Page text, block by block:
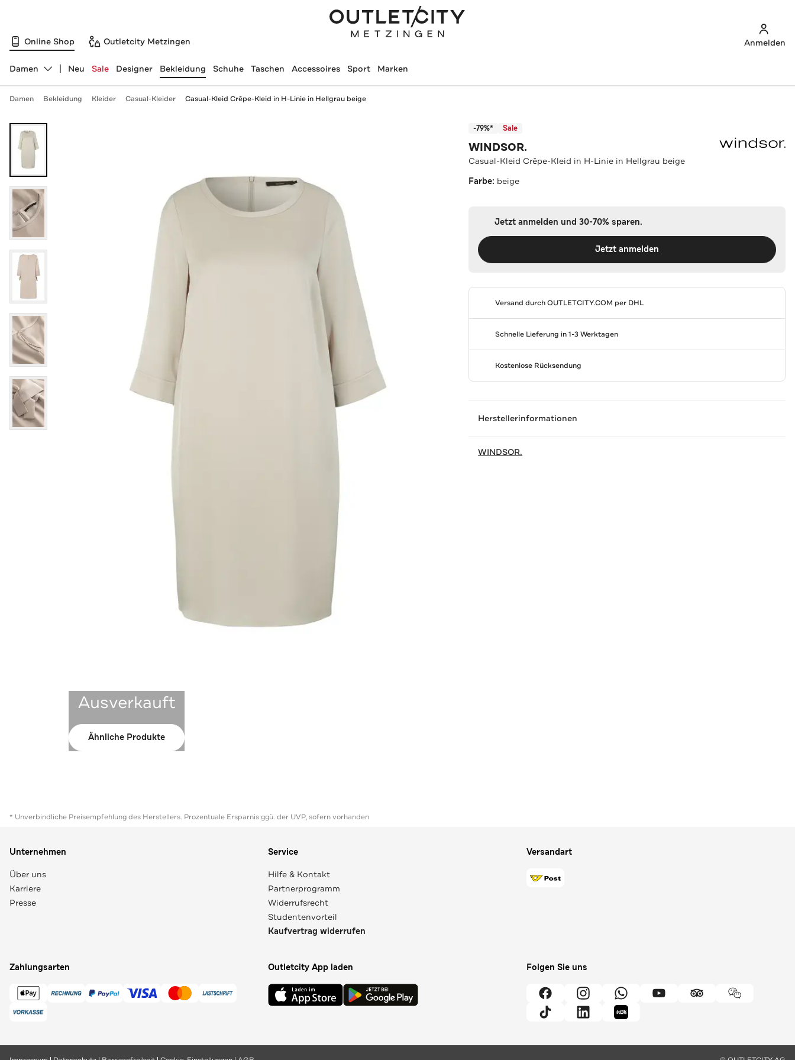
Online Shop Outletcity Metzingen Anmelden
Abteilung ändern, ausgewählt:
Damen Neu Sale Designer Bekleidung Schuhe Taschen Accessoires Sport Marken
Damen Bekleidung Kleider Casual-Kleider Casual-Kleid Crêpe-Kleid in H-Linie in Hellgrau beige
Ausverkauft
Ähnliche Produkte
-79%* Sale
WINDSOR.
Casual-Kleid Crêpe-Kleid in H-Linie in Hellgrau beige
Farbe: beige
Jetzt anmelden und 30-70% sparen.
Jetzt anmelden
Versand durchOUTLETCITY.COM per DHL
Schnelle Lieferung in 1-3 Werktagen
Kostenlose Rücksendung
Herstellerinformationen
WINDSOR.
* Unverbindliche Preisempfehlung des Herstellers. Prozentuale Ersparnis ggü. der UVP, sofern vorhanden
Unternehmen
Über uns
Karriere
Presse
Service
Hilfe & Kontakt
Partnerprogramm
Widerrufsrecht
Studentenvorteil
Kaufvertrag widerrufen
Versandart
Zahlungsarten Outletcity App laden Folgen Sie uns